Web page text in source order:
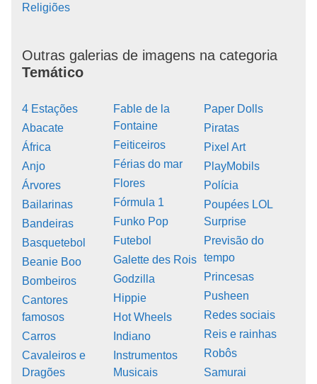
Religiões
Outras galerias de imagens na categoria
Temático
4 Estações
Abacate
África
Anjo
Árvores
Bailarinas
Bandeiras
Basquetebol
Beanie Boo
Bombeiros
Cantores
famosos
Carros
Cavaleiros e
Dragões
Fable de la
Fontaine
Feiticeiros
Férias do mar
Flores
Fórmula 1
Funko Pop
Futebol
Galette des Rois
Godzilla
Hippie
Hot Wheels
Indiano
Instrumentos
Musicais
Paper Dolls
Piratas
Pixel Art
PlayMobils
Polícia
Poupées LOL
Surprise
Previsão do
tempo
Princesas
Pusheen
Redes sociais
Reis e rainhas
Robôs
Samurai